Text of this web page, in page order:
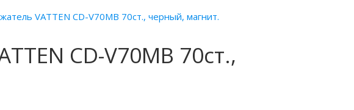
VATTEN CD-V70MB 70ст., черный, магнит.
CD-V70MB 70ст.,